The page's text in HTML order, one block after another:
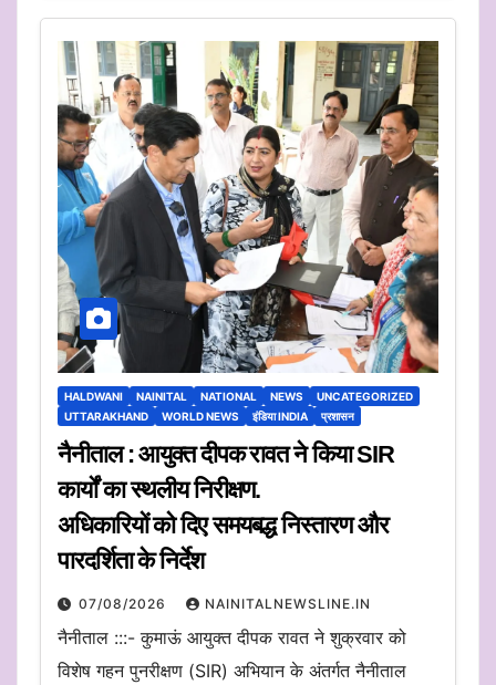
HALDWANI NAINITAL NATIONAL NEWS
UNCATEGORIZED
UTTARAKHAND
WORLD NEWS इंडिया INDIA प्रशासन
नैनीताल : आयुक्त दीपक रावत ने किया SIR
कार्यों का स्थलीय निरीक्षण.
अधिकारियों को दिए समयबद्ध निस्तारण और
पारदर्शिता के निर्देश
07/08/2026 NAINITALNEWSLINE.IN
नैनीताल :::- कुमाऊं आयुक्त दीपक रावत ने शुक्रवार को
विशेष गहन पुनरीक्षण (SIR) अभियान के अंतर्गत नैनीताल